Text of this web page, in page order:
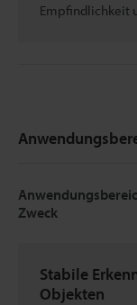
Empfindlichkeit
Zweck
Stabile
Objekten